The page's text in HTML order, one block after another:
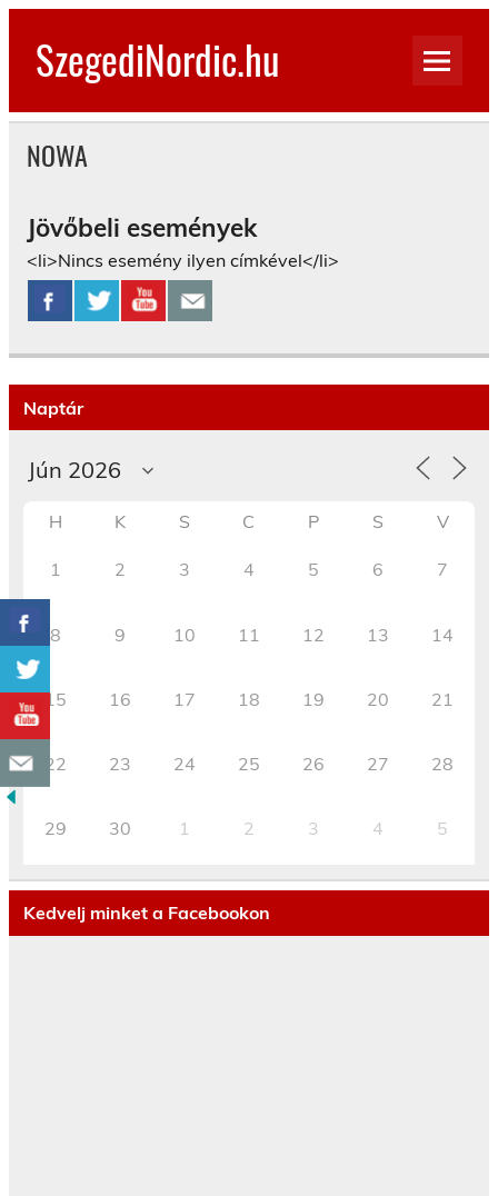
Skip
contentSzegediNordic.hu
NOWA
Jövőbeli események
<li>Nincs esemény ilyen címkével</li>
Naptár
H K S C P S V
1 2 3 4 5 6 7
8 9 10 11 12 13 14
15 16 17 18 19 20 21
22 23 24 25 26 27 28
29 30 1 2 3 4 5
Kedvelj minket a Facebookon